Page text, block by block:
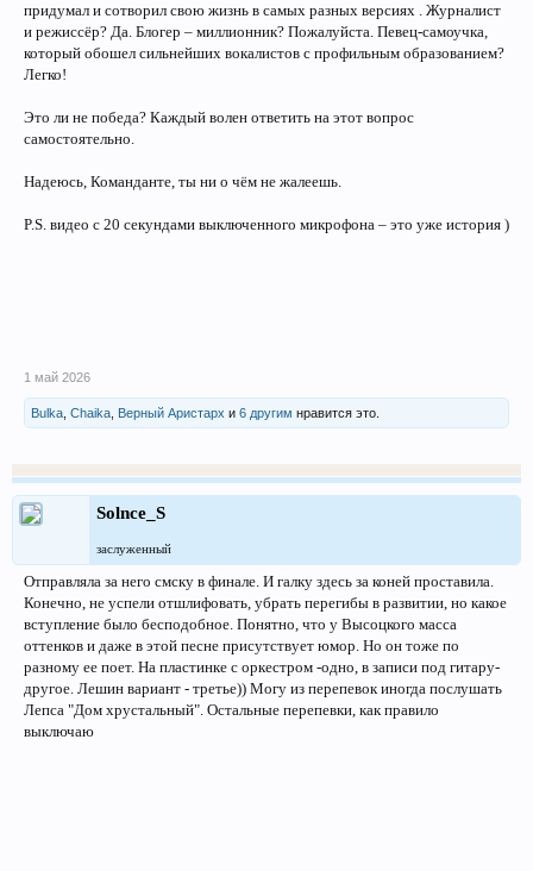
придумал и сотворил свою жизнь в самых разных версиях . Журналист
и режиссёр? Да. Блогер – миллионник? Пожалуйста. Певец-самоучка,
который обошел сильнейших вокалистов с профильным образованием?
Легко!
Это ли не победа? Каждый волен ответить на этот вопрос
самостоятельно.
Надеюсь, Команданте, ты ни о чём не жалеешь.
P.S. видео с 20 секундами выключенного микрофона – это уже история )
1 май 2026
Bulka Chaika Верный Аристарх и 6 другим нравится это.
Solnce_S
заслуженный
Отправляла за него смску в финале. И галку здесь за коней проставила.
Конечно, не успели отшлифовать, убрать перегибы в развитии, но какое
вступление было бесподобное. Понятно, что у Высоцкого масса
оттенков и даже в этой песне присутствует юмор. Но он тоже по
разному ее поет. На пластинке с оркестром -одно, в записи под гитару-
другое. Лешин вариант - третье)) Могу из перепевок иногда послушать
Лепса "Дом хрустальный". Остальные перепевки, как правило
выключаю